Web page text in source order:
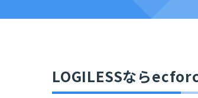
LOGILESSなら